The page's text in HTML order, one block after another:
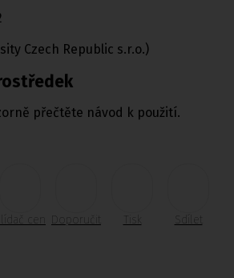
Czech Republic s.r.o.)
přečtěte návod k použití.
Doporučit Tisk Sdílet